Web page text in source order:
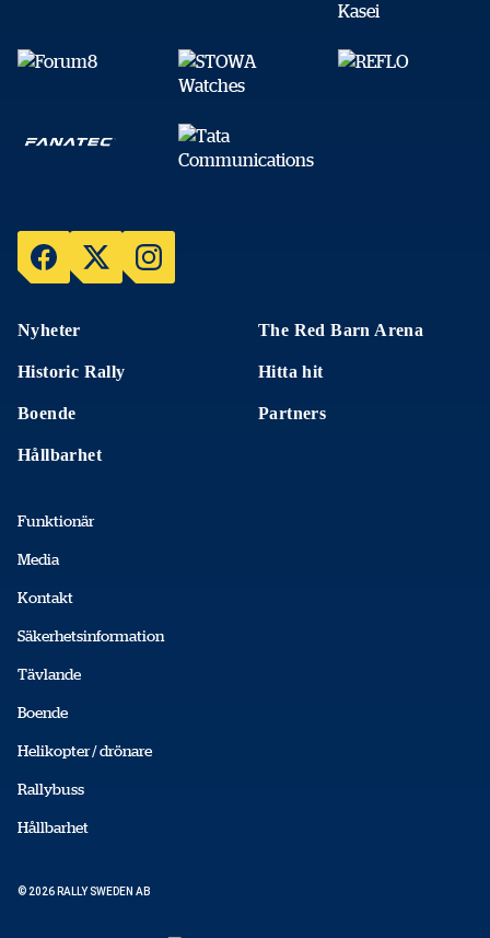
Nyheter The Red Barn Arena
Historic Rally Hitta hit
Boende Partners
Hållbarhet
Funktionär
Media
Kontakt
Säkerhetsinformation
Tävlande
Boende
Helikopter / drönare
Rallybuss
Hållbarhet
© 2026 RALLY SWEDEN AB